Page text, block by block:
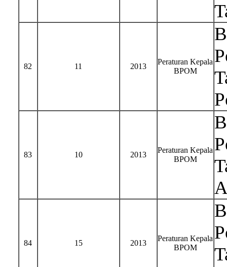
82 11 2013
Peraturan Kepala
BPOM
83 10 2013
Peraturan Kepala
BPOM
84 15 2013
Peraturan Kepala
BPOM